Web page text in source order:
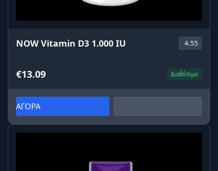
NOW Vitamin D3 1.000 IU 4.55
€13.09 Διαθέσιμο
ΑΓΟΡΑ